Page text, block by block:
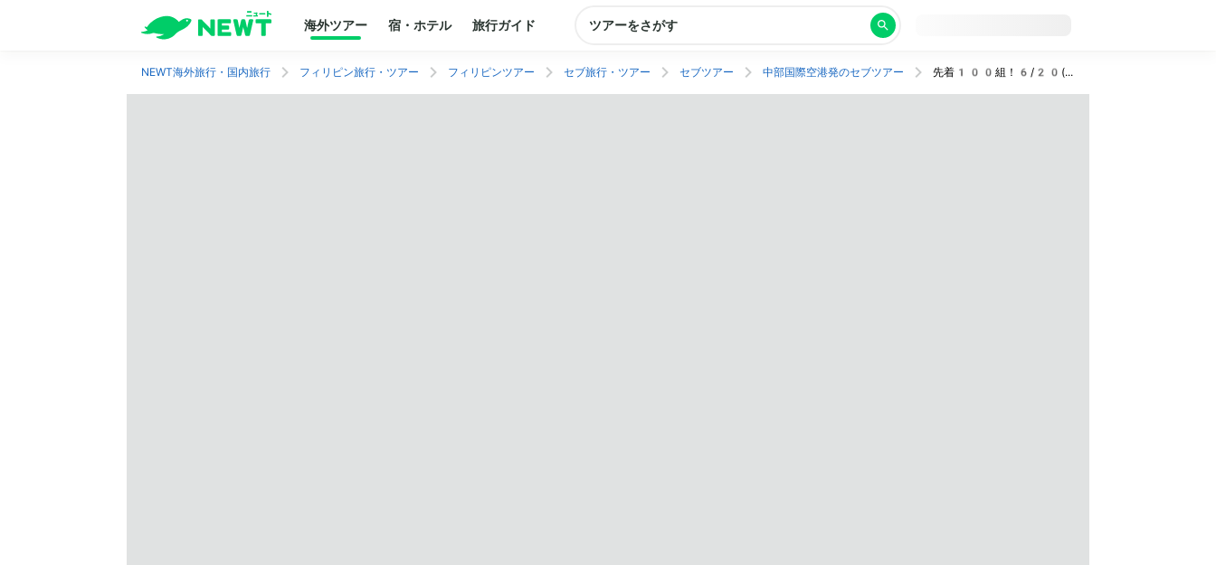
海外ツアー 宿・ホテル 旅行ガイド ツアーをさがす
NEWT海外旅行・国内旅行 フィリピン旅行・ツアー フィリピンツアー セブ旅行・ツアー セブツアー 中部国際空港発のセブツアー 先着100組！6/20(土)販売スタート☀️空港から近くて移動に便利なホテルにステイ！おトクにセブを旅するプラン